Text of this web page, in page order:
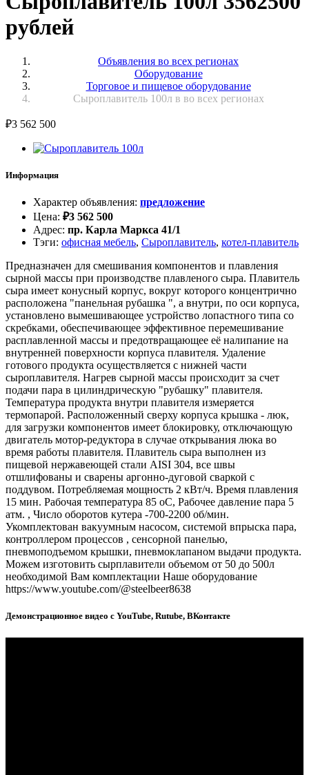
рублей
Объявления во всех регионах
Оборудование
Торговое и пищевое оборудование
Сыроплавитель 100л в во всех регионах
₽3 562 500
Информация
Характер объявления: предложение
Цена: ₽3 562 500
Адрес: пр. Карла Маркса 41/1
Тэги: офисная мебель, Сыроплавитель, котел-плавитель
Предназначен для смешивания компонентов и плавления
сырной массы при производстве плавленого сыра. Плавитель
сыра имеет конусный корпус, вокруг которого концентрично
расположена "панельная рубашка ", а внутри, по оси корпуса,
установлено вымешивающее устройство лопастного типа со
скребками, обеспечивающее эффективное перемешивание
расплавленной массы и предотвращающее её налипание на
внутренней поверхности корпуса плавителя. Удаление
готового продукта осуществляется с нижней части
сыроплавителя. Нагрев сырной массы происходит за счет
подачи пара в цилиндрическую "рубашку" плавителя.
Температура продукта внутри плавителя измеряется
термопарой. Расположенный сверху корпуса крышка - люк,
для загрузки компонентов имеет блокировку, отключающую
двигатель мотор-редуктора в случае открывания люка во
время работы плавителя. Плавитель сыра выполнен из
пищевой нержавеющей стали AISI 304, все швы
отшлифованы и сварены аргонно-дуговой сваркой с
поддувом. Потребляемая мощность 2 кВт/ч. Время плавления
15 мин. Рабочая температура 85 оС, Рабочее давление пара 5
атм. , Число оборотов кутера -700-2200 об/мин.
Укомплектован вакуумным насосом, системой впрыска пара,
контроллером процессов , сенсорной панелью,
пневмоподъемом крышки, пневмоклапаном выдачи продукта.
Можем изготовить сырплавители объемом от 50 до 500л
необходимой Вам комплектации Наше оборудование
https://www.youtube.com/@steelbeer8638
Демонстрационное видео с YouTube, Rutube, ВКонтакте